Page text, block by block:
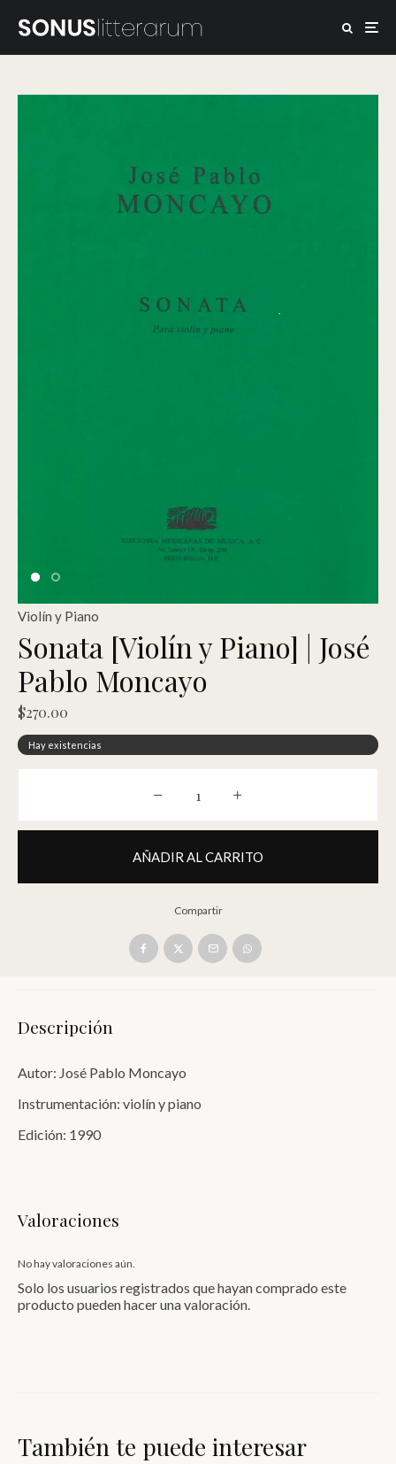
Violín y Piano
Sonata [Violín y Piano] | José
Pablo Moncayo
$270.00
Hay existencias
Sonata [Violín y Piano] | José Pablo
AÑADIR AL CARRITO
Compartir
Descripción
Autor: José Pablo Moncayo
Instrumentación: violín y piano
Edición: 1990
Valoraciones
No hay valoraciones aún.
Solo los usuarios registrados que hayan comprado este
producto pueden hacer una valoración.
También te puede interesar